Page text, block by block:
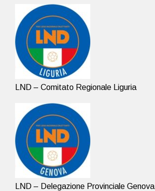
LND – Comitato Regionale Liguria
LND – Delegazione Provinciale Genova